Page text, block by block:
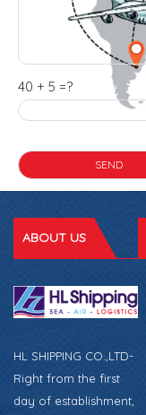
40 + 5 =?
ABOUT US
HL SHIPPING CO.,LTD-
Right from the first
day of establishment,